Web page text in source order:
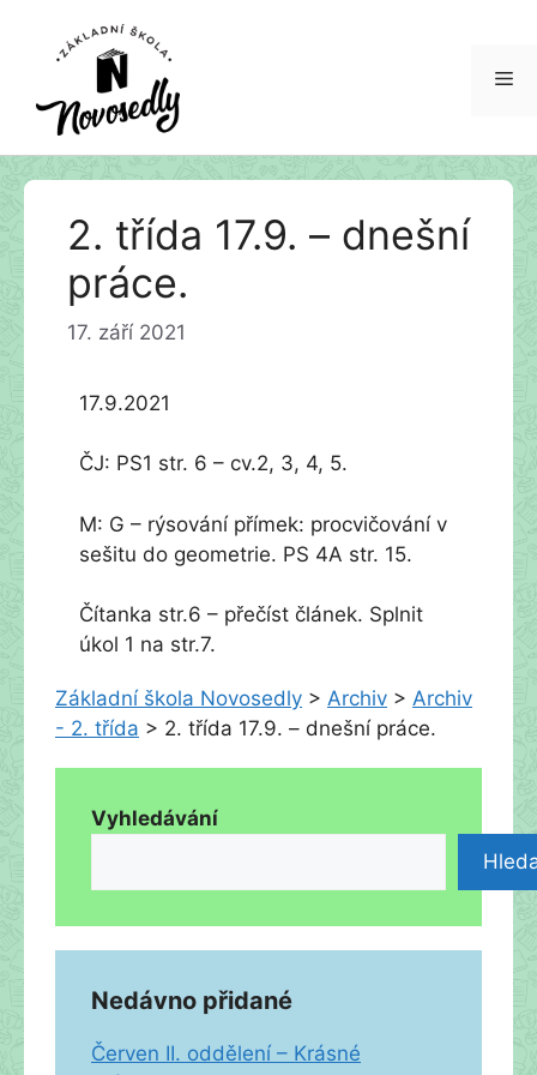
Přeskočit
2. třída 17.9. – dnešní
práce.
17. září 2021
17.9.2021
ČJ: PS1 str. 6 – cv.2, 3, 4, 5.
M: G – rýsování přímek: procvičování v
sešitu do geometrie. PS 4A str. 15.
Čítanka str.6 – přečíst článek. Splnit
úkol 1 na str.7.
Základní škola Novosedly > Archiv > Archiv
- 2. třída > 2. třída 17.9. – dnešní práce.
Vyhledávání
Nedávno přidané
Červen II. oddělení – Krásné